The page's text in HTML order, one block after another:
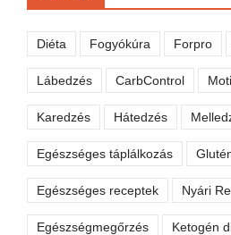
Diéta Fogyókúra Forpro
Lábedzés CarbControl
Karedzés Hátedzés
Egészséges táplálkozás
Egészséges receptek Nyári
Egészségmegőrzés Ketogén